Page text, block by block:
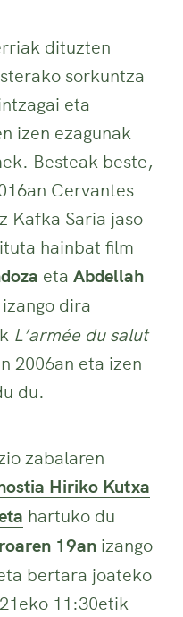
dituzten
sorkuntza
eta
izen ezagunak
Besteak beste,
Cervantes
Kafka Saria jaso
hainbat film
eta Abdellah
dira
L’armée du salut
2006an eta izen
du.
zabalaren
Hiriko Kutxa
hartuko du
19an izango
bertara joateko
11:30etik